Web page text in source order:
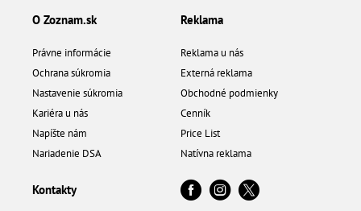
O Zoznam.sk
Právne informácie
Ochrana súkromia
Nastavenie súkromia
Kariéra u nás
Napíšte nám
Nariadenie DSA
Reklama
Reklama u nás
Externá reklama
Obchodné podmienky
Cenník
Price List
Natívna reklama
Kontakty